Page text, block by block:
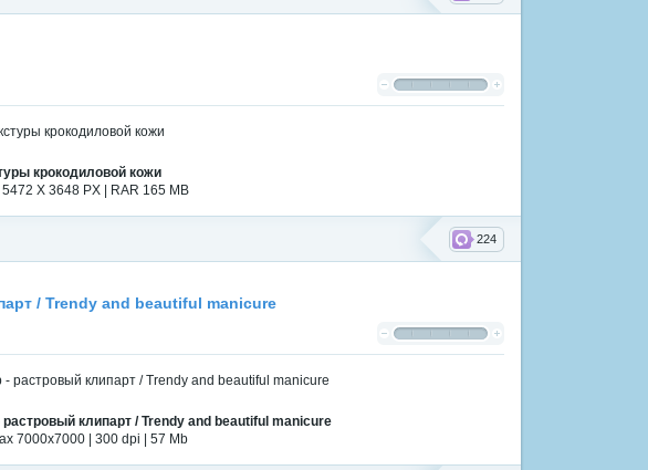
крокодиловой кожи
5472 X 3648 PX | RAR 165 MB
224
/ Trendy and beautiful manicure
клипарт / Trendy and beautiful manicure
7000x7000 | 300 dpi | 57 Mb